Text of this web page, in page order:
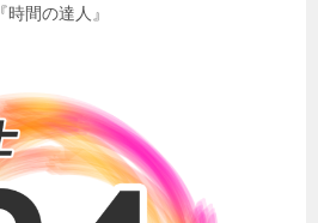
『時間の達人』